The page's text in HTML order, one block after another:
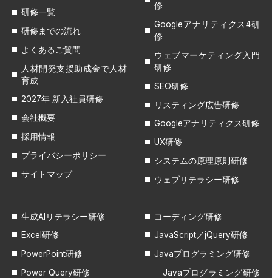
研修一覧
研修までの流れ
よくあるご質問
人材開発支援助成金で人材
育成
2027年 新入社員研修
会社概要
採用情報
プライバシーポリシー
サイトマップ
修
Googleアナリティクス4研
修
ウェブマーケティング入門
研修
SEO研修
リスティング広告研修
Googleアナリティクス研修
UX研修
システムの原理原則研修
ウェブリテラシー研修
生成AIリテラシー研修
Excel研修
PowerPoint研修
Power Query研修
コーディング研修
JavaScript／jQuery研修
Javaプログラミング研修
Javaプログラミング研修